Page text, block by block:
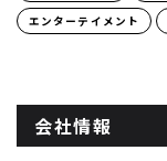
エンターテイメント
会社情報